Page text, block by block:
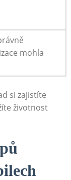
mohla
si zajistíte
životnost